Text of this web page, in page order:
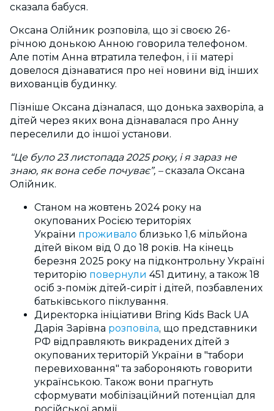
сказала бабуся.
Оксана Олійник розповіла, що зі своєю 26-
річною донькою Анною говорила телефоном.
Але потім Анна втратила телефон, і її матері
довелося дізнаватися про неї новини від інших
вихованців будинку.
Пізніше Оксана дізналася, що донька захворіла, а
дітей через яких вона дізнавалася про Анну
переселили до іншої установи.
“Це було 23 листопада 2025 року, і я зараз не
знаю, як вона себе почуває”, –сказала Оксана
Олійник.
Станом на жовтень 2024 року на
окупованих Росією територіях
України проживало близько 1,6 мільйона
дітей віком від 0 до 18 років. На кінець
березня 2025 року на підконтрольну Україні
територію повернули 451 дитину, а також 18
осіб з-поміж дітей-сиріт і дітей, позбавлених
батьківського піклування.
Директорка ініціативи Bring Kids Back UA
Дарія Зарівна розповіла, що представники
РФ відправляють викрадених дітей з
окупованих територій України в "табори
перевиховання" та забороняють говорити
українською. Також вони прагнуть
сформувати мобілізаційний потенціал для